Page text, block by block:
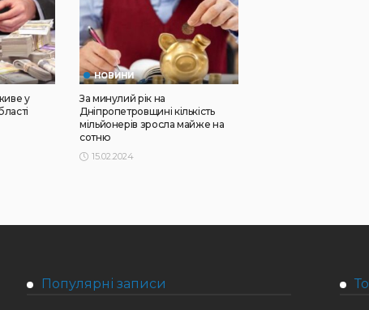
у
НОВИНИ
За минулий рік на
Дніпропетровщині кількість
мільйонерів зросла майже на
сотню
15.02.2024
Популярні записи